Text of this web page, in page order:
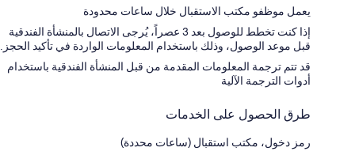
يعمل موظفو مكتب الاستقبال خلال ساعات محدودة
إذا كنت تخطط للوصول بعد 3 عصراً، يُرجى الاتصال بالمنشأة الفندقية
قبل موعد الوصول، وذلك باستخدام المعلومات الواردة في تأكيد الحجز.
قد تتم ترجمة المعلومات المقدمة من قبل المنشأة الفندقية باستخدام
أدوات الترجمة الآلية
طرق الحصول على الخدمات
رمز دخول، مكتب استقبال (ساعات محددة)